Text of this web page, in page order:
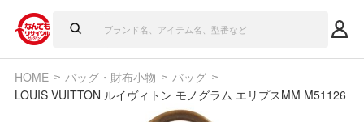
HOME バッグ・財布小物
バッグ
LOUIS VUITTON ルイヴィトン モノグラム エリプスMM M51126